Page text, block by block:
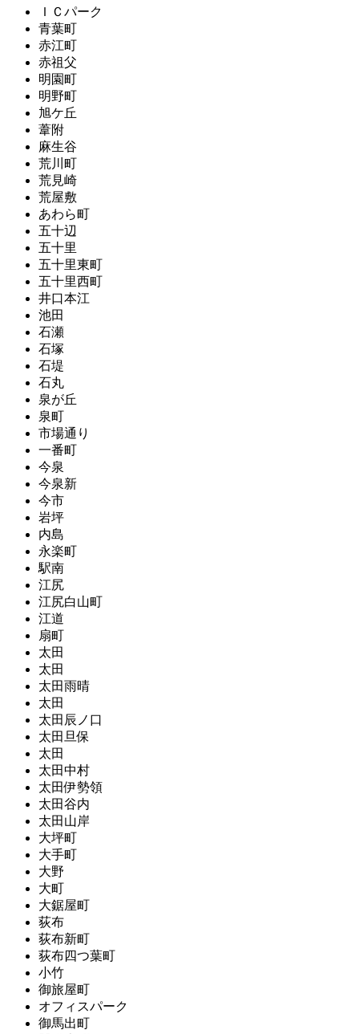
ＩＣパーク
青葉町
赤江町
赤祖父
明園町
明野町
旭ケ丘
葦附
麻生谷
荒川町
荒見崎
荒屋敷
あわら町
五十辺
五十里
五十里東町
五十里西町
井口本江
池田
石瀬
石塚
石堤
石丸
泉が丘
泉町
市場通り
一番町
今泉
今泉新
今市
岩坪
内島
永楽町
駅南
江尻
江尻白山町
江道
扇町
太田
太田
太田雨晴
太田
太田辰ノ口
太田旦保
太田
太田中村
太田伊勢領
太田谷内
太田山岸
大坪町
大手町
大野
大町
大鋸屋町
荻布
荻布新町
荻布四つ葉町
小竹
御旅屋町
オフィスパーク
御馬出町